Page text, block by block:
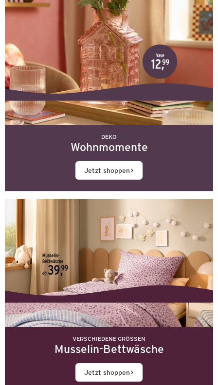
DEKO
Wohnmomente
Jetzt shoppen
VERSCHIEDENE GRÖSSEN
Musselin-Bettwäsche
Jetzt shoppen